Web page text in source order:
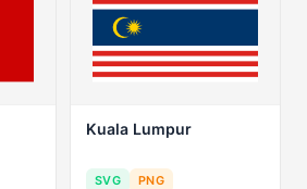
Kuala Lumpur
SVG PNG